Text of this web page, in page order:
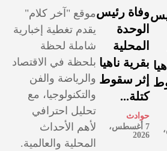
وفاة رئيس
الوحدة
المحلية
بقرية ناهيا
إثر سقوط
كتلة...
حوادث
7 أغسطس،
2026
موقع "آخر كلام"
يقدم تغطية إخبارية
شاملة لحظة
بلحظة في الاقتصاد
والرياضة والفن
والتكنولوجيا، مع
تحليل احترافي
لأهم الأحداث
المحلية والعالمية.